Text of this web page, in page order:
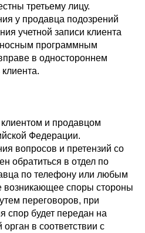
третьему лицу.
у продавца подозрений
учетной записи клиента
программным
в одностороннем
и продавцом
Федерации.
вопросов и претензий со
обратиться в отдел по
по телефону или любым
возникающее споры стороны
переговоров, при
спор будет передан на
в соответствии с